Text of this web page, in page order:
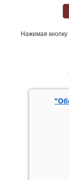
Нажимая